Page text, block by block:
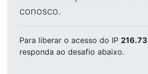
conosco.
Para liberar o acesso do IP
responda ao desafio abaixo.